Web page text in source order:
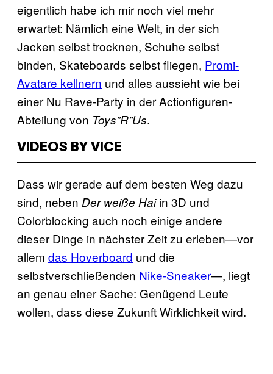
eigentlich habe ich mir noch viel mehr
erwartet: Nämlich eine Welt, in der sich
Jacken selbst trocknen, Schuhe selbst
binden, Skateboards selbst fliegen, Promi-
Avatare kellnern und alles aussieht wie bei
einer Nu Rave-Party in der Actionfiguren-
Abteilung von Toys”R”Us.
VIDEOS BY VICE
Dass wir gerade auf dem besten Weg dazu
sind, neben Der weiße Haiin 3D und
Colorblocking auch noch einige andere
dieser Dinge in nächster Zeit zu erleben—vor
allem das Hoverboard und die
selbstverschließenden Nike-Sneaker—, liegt
an genau einer Sache: Genügend Leute
wollen, dass diese Zukunft Wirklichkeit wird.